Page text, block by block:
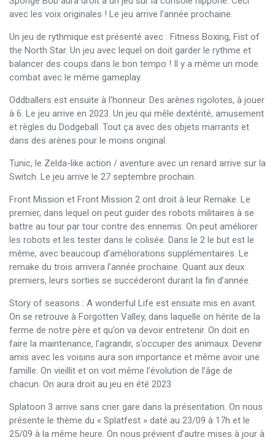
avec les voix originales ! Le jeu arrive l’année prochaine.
Un jeu de rythmique est présenté avec : Fitness Boxing, Fist of
the North Star. Un jeu avec lequel on doit garder le rythme et
balancer des coups dans le bon tempo ! Il y a même un mode
combat avec le même gameplay.
Oddballers est ensuite à l’honneur. Des arènes rigolotes, à jouer
à 6. Le jeu arrive en 2023. Un jeu qui mêle dextérité, amusement
et règles du Dodgeball. Tout ça avec des objets marrants et
dans des arènes pour le moins original.
Tunic, le Zelda-like action / aventure avec un renard arrive sur la
Switch. Le jeu arrive le 27 septembre prochain.
Front Mission et Front Mission 2 ont droit à leur Remake. Le
premier, dans lequel on peut guider des robots militaires à se
battre au tour par tour contre des ennemis. On peut améliorer
les robots et les tester dans le colisée. Dans le 2 le but est le
même, avec beaucoup d’améliorations supplémentaires. Le
remake du trois arrivera l’année prochaine. Quant aux deux
premiers, leurs sorties se succéderont durant la fin d’année.
Story of seasons : A wonderful Life est ensuite mis en avant.
On se retrouve à Forgotten Valley, dans laquelle on hérite de la
ferme de notre père et qu’on va devoir entretenir. On doit en
faire la maintenance, l’agrandir, s’occuper des animaux. Devenir
amis avec les voisins aura son importance et même avoir une
famille. On vieillit et on voit même l’évolution de l’âge de
chacun. On aura droit au jeu en été 2023
Splatoon 3 arrive sans crier gare dans la présentation. On nous
présente le thème du « Splatfest » daté au 23/09 à 17h et le
25/09 à la même heure. On nous prévient d’autre mises à jour à